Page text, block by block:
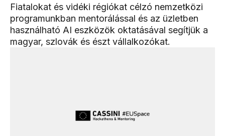
Fiatalokat és vidéki régiókat célzó nemzetközi
programunkban mentorálással és az üzletben
használható AI eszközök oktatásával segítjük a
magyar, szlovák és észt vállalkozókat.